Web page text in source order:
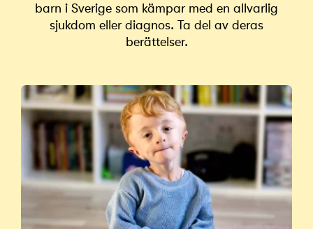
barn i Sverige som kämpar med en allvarlig
sjukdom eller diagnos. Ta del av deras
berättelser.